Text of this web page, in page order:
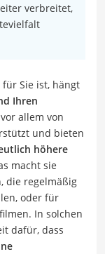
verbreitet,
für Sie ist, hängt
Ihren
allem von
und bieten
höhere
macht sie
die regelmäßig
oder für
In solchen
dafür, dass